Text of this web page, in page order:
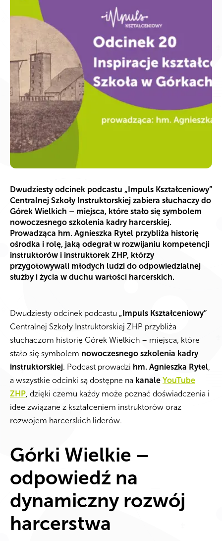
Dwudziesty odcinek podcastu „Impuls Kształceniowy”
Centralnej Szkoły Instruktorskiej zabiera słuchaczy do
Górek Wielkich – miejsca, które stało się symbolem
nowoczesnego szkolenia kadry harcerskiej.
Prowadząca hm. Agnieszka Rytel przybliża historię
ośrodka i rolę, jaką odegrał w rozwijaniu kompetencji
instruktorów i instruktorek ZHP, którzy
przygotowywali młodych ludzi do odpowiedzialnej
służby i życia w duchu wartości harcerskich.
Dwudziesty odcinek podcastu „Impuls Kształceniowy”
Centralnej Szkoły Instruktorskiej ZHP przybliża
słuchaczom historię Górek Wielkich – miejsca, które
stało się symbolem nowoczesnego szkolenia kadry
instruktorskiej. Podcast prowadzi hm. Agnieszka Rytel,
a wszystkie odcinki są dostępne na kanale YouTube
ZHP, dzięki czemu każdy może poznać doświadczenia i
idee związane z kształceniem instruktorów oraz
rozwojem harcerskich liderów.
Górki Wielkie –
odpowiedź na
dynamiczny rozwój
harcerstwa